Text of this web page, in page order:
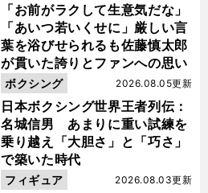
「お前がラクして生意気だな」
「あいつ若いくせに」厳しい言
葉を浴びせられるも佐藤慎太郎
が貫いた誇りとファンへの思い
日本ボクシング世界王者列伝：
名城信男 あまりに重い試練を
乗り越え「大胆さ」と「巧さ」
で築いた時代
2026.08.05更新
ボクシング
2026.08.03更新
フィギュア